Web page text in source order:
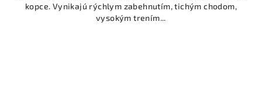
kopce. Vynikajú rýchlym zabehnutím, tichým chodom,
vysokým trením...